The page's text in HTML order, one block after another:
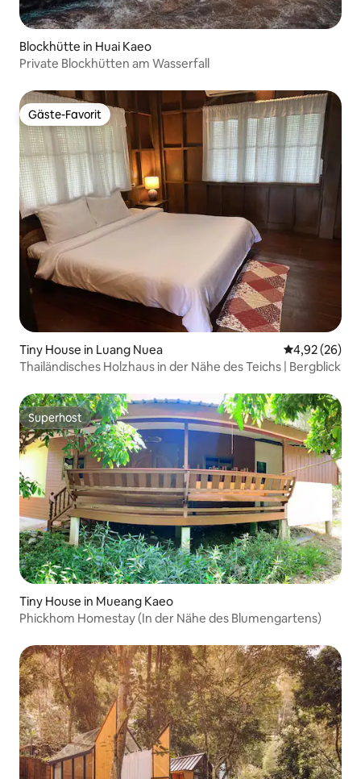
Blockhütte in Huai Kaeo
Private Blockhütten am Wasserfall
Gäste-Favorit
Gäste-Favorit
Tiny House in Luang Nuea
4,92 (26)
Thailändisches Holzhaus in der Nähe des Teichs | Bergblick
Superhost
Superhost
Tiny House in Mueang Kaeo
Phickhom Homestay (In der Nähe des Blumengartens)